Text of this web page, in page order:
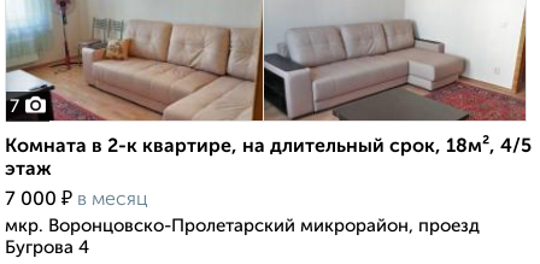
7
Комната в 2-к квартире, на длительный срок, 18м², 4/5
этаж
7 000 ₽ в месяц
мкр. Воронцовско-Пролетарский микрорайон, проезд
Бугрова 4